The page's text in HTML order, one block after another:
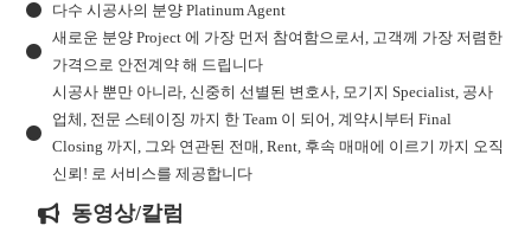
다수 시공사의 분양 Platinum Agent
새로운 분양 Project 에 가장 먼저 참여함으로서, 고객께 가장 저렴한
가격으로 안전계약 해 드립니다
시공사 뿐만 아니라, 신중히 선별된 변호사, 모기지 Specialist, 공사
업체, 전문 스테이징 까지 한 Team 이 되어, 계약시부터 Final
Closing 까지, 그와 연관된 전매, Rent, 후속 매매에 이르기 까지 오직
신뢰! 로 서비스를 제공합니다
동영상/칼럼